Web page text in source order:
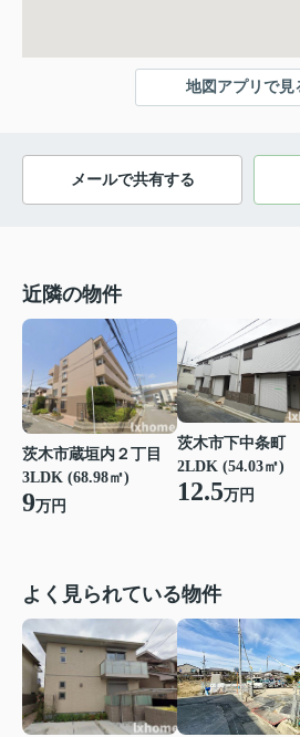
地図アプリで見
メールで共有する
近隣の物件
茨木市蔵垣内２丁目
3LDK (68.98㎡)
9万円
茨木市下中条町
2LDK (54.03㎡)
12.5万円
よく見られている物件